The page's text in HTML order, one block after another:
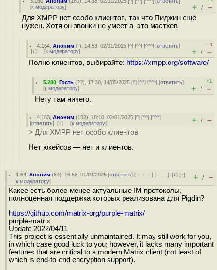
[к модератору] + / –
Для XMPP нет особо клиентов, так что Пиджин ещё
нужен. Хотя он звонки не умеет а это мастхев
4.164 ,Аноним (-), 14:53, 02/01/2025 [^] [^^] [^^^] [ответить]
[↓] [к модератору]
–1
+ / –
Полно клиентов, выбирайте: https://xmpp.org/software/
5.280 ,Гость (??), 17:30, 14/05/2025 [^] [^^] [^^^] [ответить]
[к модератору]
+1
+ / –
Нету там ничего.
4.183 ,Аноним (182), 18:10, 02/01/2025 [^] [^^] [^^^]
[ответить] [↑] [к модератору] + / –
> Для XMPP нет особо клиентов
Нет юкейсов — нет и клиентов.
1.64 ,Аноним (64), 16:58, 01/01/2025 [ответить] [ ﹢﹢﹢] [ · · ·][↓] [↑]
[к модератору] + / –
Какее есть более-менее актуальные IM протоколы,
полноценная поддержка которых реализована для Pigdin?
https://github.com/matrix-org/purple-matrix/
purple-matrix
Update 2022/04/11
This project is essentially unmaintained. It may still work for you,
in which case good luck to you; however, it lacks many important
features that are critical to a modern Matrix client (not least of
which is end-to-end encryption support).